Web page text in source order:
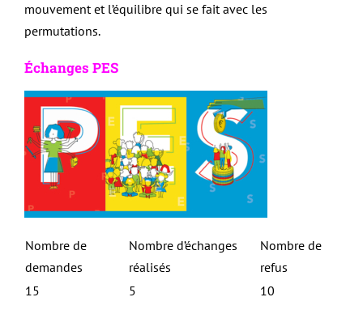
mouvement et l’équilibre qui se fait avec les
permutations.
Échanges PES
Nombre de
demandes
Nombre d’échanges
réalisés
Nombre de
refus
15
5 10